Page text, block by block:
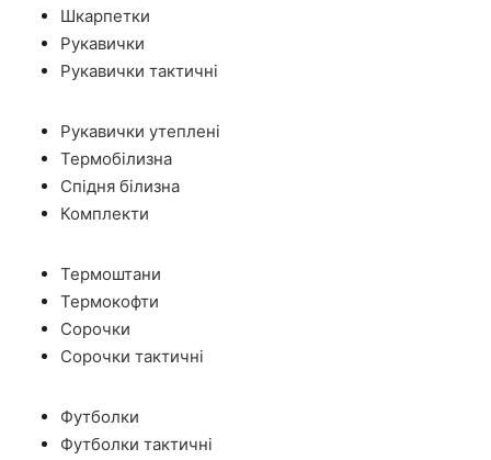
Шкарпетки
Рукавички
Рукавички тактичні
Рукавички утеплені
Термобілизна
Спідня білизна
Комплекти
Термоштани
Термокофти
Сорочки
Сорочки тактичні
Футболки
Футболки тактичні